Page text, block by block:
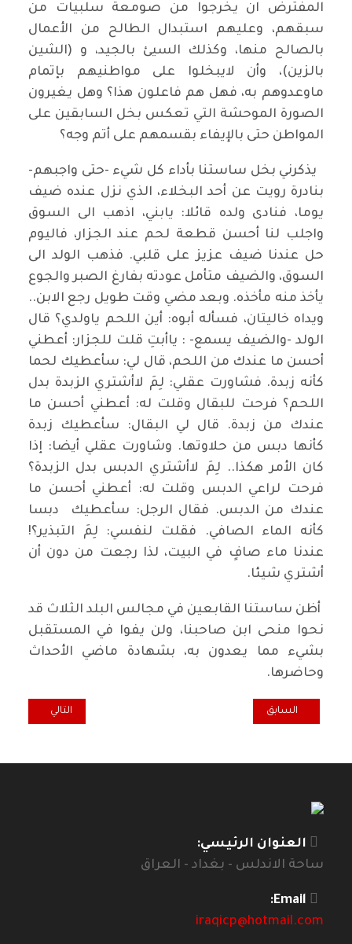
المفترض ان يخرجوا من صومعة سلبيات من
سبقهم، وعليهم استبدال الطالح من الأعمال
بالصالح منها، وكذلك السيئ بالجيد، و (الشين
بالزين)، وأن لايبخلوا على مواطنيهم بإتمام
ماوعدوهم به، فهل هم فاعلون هذا؟ وهل يغيرون
الصورة الموحشة التي تعكس بخل السابقين على
المواطن حتى بالإيفاء بقسمهم على أتم وجه؟
يذكرني بخل ساستنا بأداء كل شيء -حتى واجبهم-
بنادرة رويت عن أحد البخلاء، الذي نزل عنده ضيف
يوما، فنادى ولده قائلا: يابني، اذهب الى السوق
واجلب لنا أحسن قطعة لحم عند الجزار، فاليوم
حل عندنا ضيف عزيز على قلبي. فذهب الولد الى
السوق، والضيف متأمل عودته بفارغ الصبر والجوع
يأخذ منه مأخذه. وبعد مضي وقت طويل رجع الابن..
ويداه خاليتان، فسأله أبوه: أين اللحم ياولدي؟ قال
الولد -والضيف يسمع- : ياأبتِ قلت للجزار: أعطني
أحسن ما عندك من اللحم، قال لي: سأعطيك لحما
كأنه زبدة. فشاورت عقلي: لِمَ لاأشتري الزبدة بدل
اللحم؟ فرحت للبقال وقلت له: أعطني أحسن ما
عندك من زبدة. قال لي البقال: سأعطيك زبدة
كأنها دبس من حلاوتها. وشاورت عقلي أيضا: إذا
كان الأمر هكذا.. لِمَ لاأشتري الدبس بدل الزبدة؟
فرحت لراعي الدبس وقلت له: أعطني أحسن ما
عندك من الدبس. فقال الرجل: سأعطيك دبسا
كأنه الماء الصافي. فقلت لنفسي: لِمَ التبذير؟!
عندنا ماء صافٍ في البيت، لذا رجعت من دون أن
أشتري شيئا.
أظن ساستنا القابعين في مجالس البلد الثلاث قد
نحوا منحى ابن صاحبنا، ولن يفوا في المستقبل
بشيء مما يعدون به، بشهادة ماضي الأحداث
وحاضرها.
المقال السابق: فراريه اليوم وفراريه أمس
السابق المقال التالي:
التالي
العنوان الرئيسي:
ساحة الاندلس - بغداد - العراق
Email:
iraqicp@hotmail.com